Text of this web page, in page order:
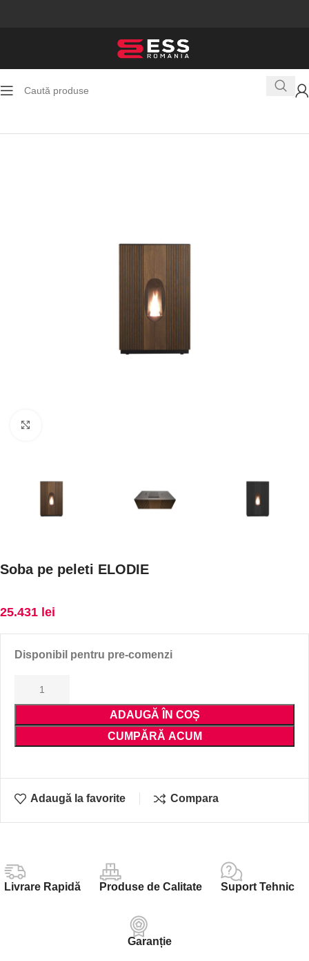
Soba pe peleti ELODIE
25.431 lei
Disponibil pentru pre-comenzi
ADAUGĂ ÎN COȘ
CUMPĂRĂ ACUM
Adaugă la favorite Compara
Livrare Rapidă Produse de Calitate Suport Tehnic
Garanție